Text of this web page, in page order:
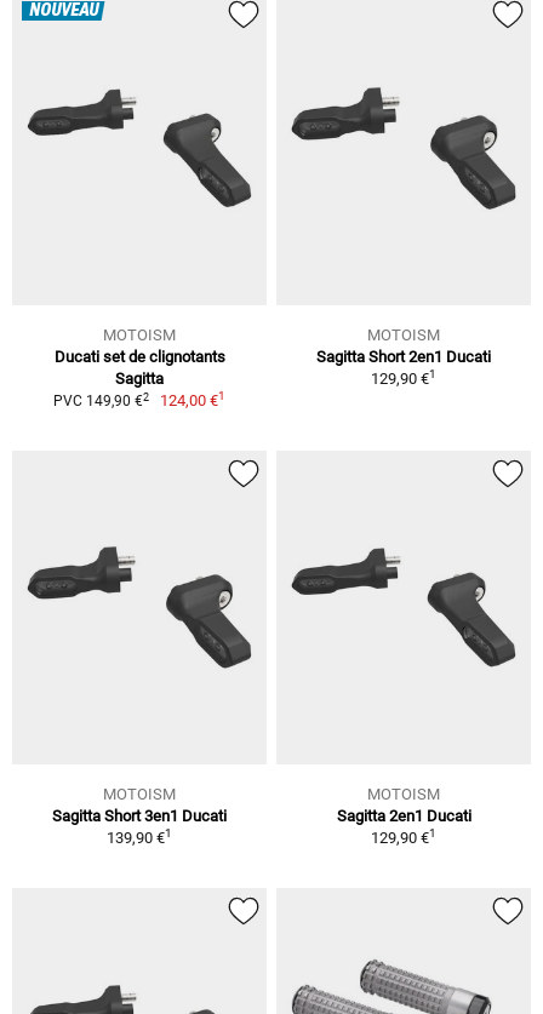
NOUVEAU
MOTOISM
Ducati set de clignotants
Sagitta
PVC 149,90 €2 124,00 €1
MOTOISM
Sagitta Short 2en1 Ducati
129,90 €1
MOTOISM
Sagitta Short 3en1 Ducati
139,90 €1
MOTOISM
Sagitta 2en1 Ducati
129,90 €1